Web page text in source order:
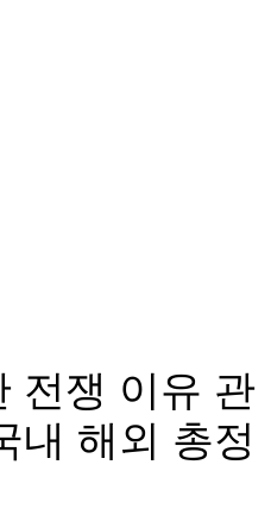
전쟁 이유 관
내 해외 총정